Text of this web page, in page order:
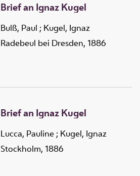
Brief an Ignaz Kugel
Bulß, Paul ; Kugel, Ignaz
Radebeul bei Dresden, 1886
Brief an Ignaz Kugel
Lucca, Pauline ; Kugel, Ignaz
Stockholm, 1886